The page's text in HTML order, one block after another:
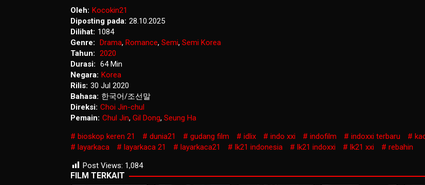
Oleh: Kocokin21
Diposting pada: 28.10.2025
Dilihat: 1084
Genre: Drama, Romance, Semi, Semi Korea
Tahun: 2020
Durasi: 64 Min
Negara: Korea
Rilis: 30 Jul 2020
Bahasa: 한국어/조선말
Direksi: Choi Jin-chul
Pemain: Chul Jin, Gil Dong, Seung Ha
bioskop keren 21
dunia21 gudang film idlix indo xxi indofilm indoxxi terbaru
layarkaca
layarkaca 21 layarkaca21 lk21 indonesia lk21 indoxxi lk21 xxi
rebahin
Post Views: 1,084
FILM TERKAIT